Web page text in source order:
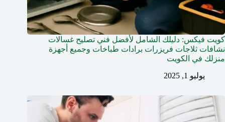
كويت فيكس: دليلك الشامل لأفضل فني تصليح غسالات
نشافات ثلاجات فريزرات برادات طباخات وجميع أجهزة
منزلك في الكويت
يوليو 1, 2025